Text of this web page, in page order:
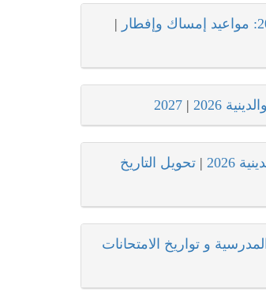
|
2026
|
2027
2026
| تحويل التاريخ
و تواريخ الامتحانات